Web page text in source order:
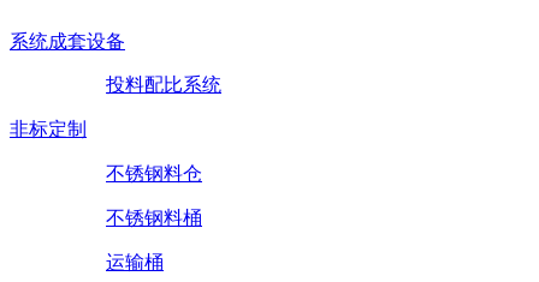
系统成套设备
投料配比系统
非标定制
不锈钢料仓
不锈钢料桶
运输桶